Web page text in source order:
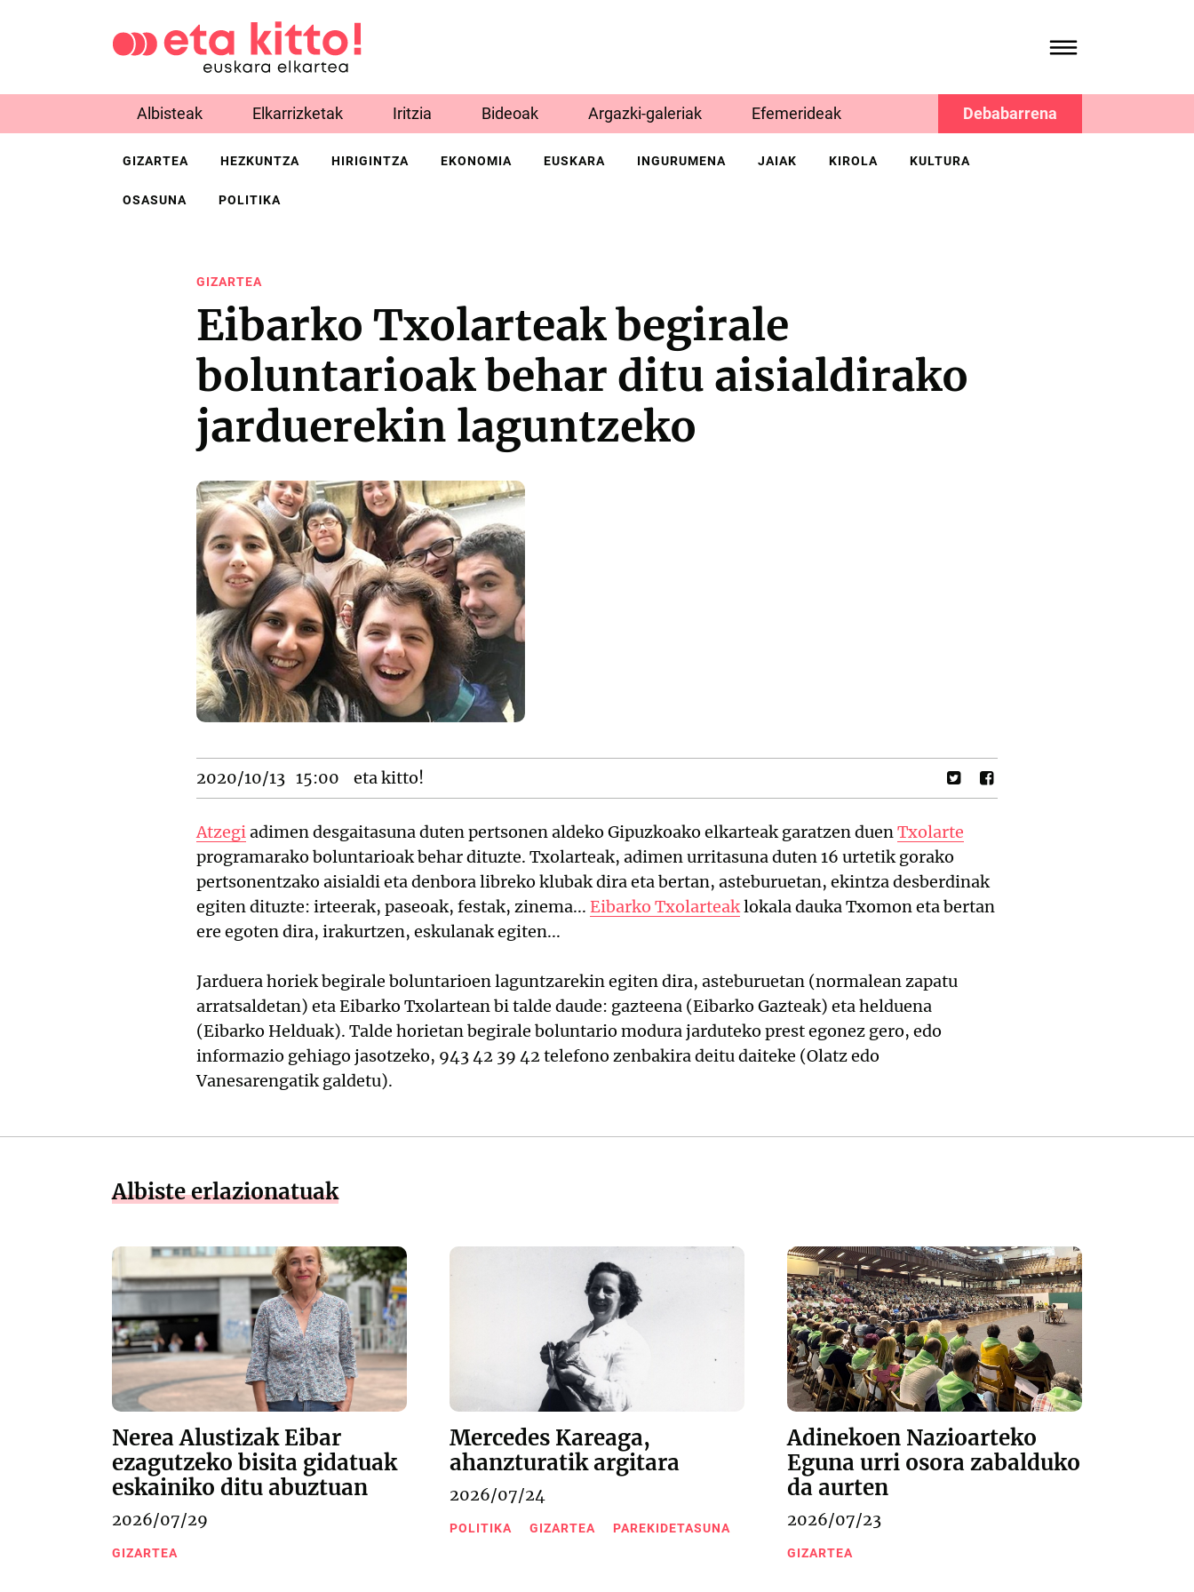
Albisteak Elkarrizketak Iritzia Bideoak Argazki-galeriak Efemerideak Debabarrena
GIZARTEA HEZKUNTZA HIRIGINTZA EKONOMIA EUSKARA INGURUMENA JAIAK KIROLA KULTURA
OSASUNA POLITIKA
GIZARTEA
Eibarko Txolarteak begirale
boluntarioak behar ditu aisialdirako
jarduerekin laguntzeko
2020/10/13 15:00 eta kitto!
Atzegiadimen desgaitasuna duten pertsonen aldeko Gipuzkoako elkarteak garatzen duenTxolarte
programarako boluntarioak behar dituzte. Txolarteak, adimen urritasuna duten 16 urtetik gorako
pertsonentzako aisialdi eta denbora libreko klubak dira eta bertan, asteburuetan, ekintza desberdinak
egiten dituzte: irteerak, paseoak, festak, zinema... Eibarko Txolarteaklokala dauka Txomon eta bertan
ere egoten dira, irakurtzen, eskulanak egiten...
Jarduera horiek begirale boluntarioen laguntzarekin egiten dira, asteburuetan (normalean zapatu
arratsaldetan) eta Eibarko Txolartean bi talde daude: gazteena (Eibarko Gazteak) eta helduena
(Eibarko Helduak). Talde horietan begirale boluntario modura jarduteko prest egonez gero, edo
informazio gehiago jasotzeko, 943 42 39 42 telefono zenbakira deitu daiteke (Olatz edo
Vanesarengatik galdetu).
Albiste erlazionatuak
Nerea Alustizak Eibar
ezagutzeko bisita gidatuak
eskainiko ditu abuztuan
2026/07/29
GIZARTEA
Mercedes Kareaga,
ahanzturatik argitara
2026/07/24
POLITIKA GIZARTEA PAREKIDETASUNA
Adinekoen Nazioarteko
Eguna urri osora zabalduko
da aurten
2026/07/23
GIZARTEA